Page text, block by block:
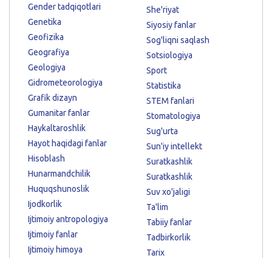
Gender tadqiqotlari
Genetika
Geofizika
Geografiya
Geologiya
Gidrometeorologiya
Grafik dizayn
Gumanitar fanlar
Haykaltaroshlik
Hayot haqidagi fanlar
Hisoblash
Hunarmandchilik
Huquqshunoslik
Ijodkorlik
Ijtimoiy antropologiya
Ijtimoiy fanlar
Ijtimoiy himoya
She'riyat
Siyosiy fanlar
Sog'liqni saqlash
Sotsiologiya
Sport
Statistika
STEM fanlari
Stomatologiya
Sug'urta
Sun'iy intellekt
Suratkashlik
Suratkashlik
Suv xo'jaligi
Ta'lim
Tabiiy fanlar
Tadbirkorlik
Tarix